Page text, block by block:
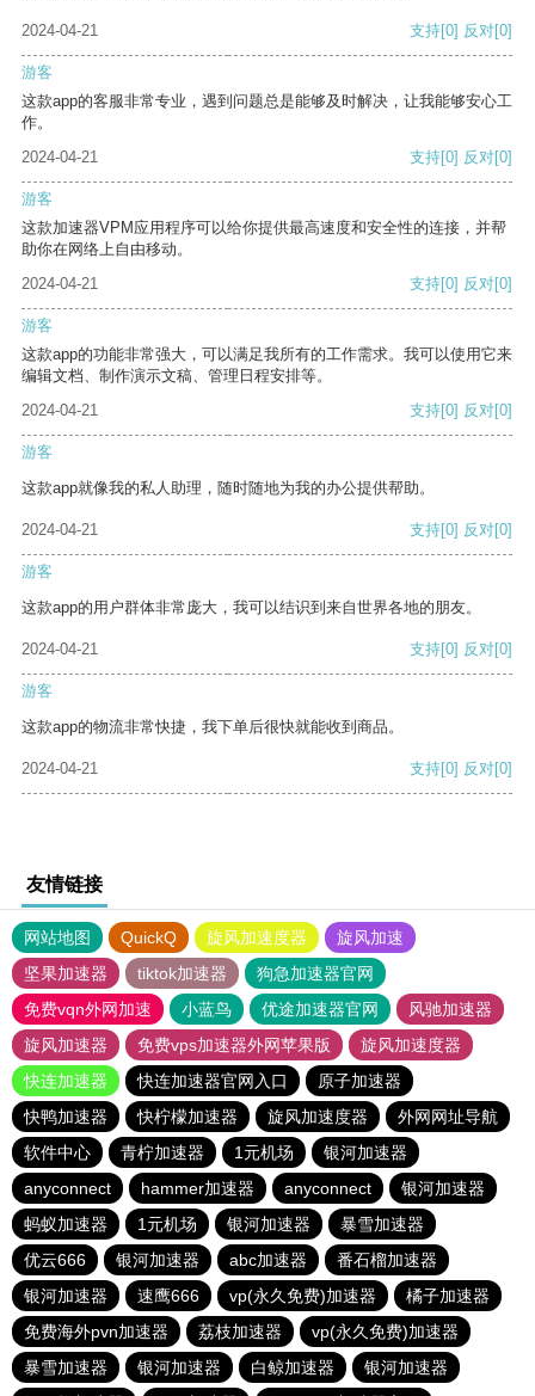
2024-04-21 支持[0] 反对[0]
游客
这款app的客服非常专业，遇到问题总是能够及时解决，让我能够安心工
作。
2024-04-21
支持[0] 反对[0]
游客
这款加速器VPM应用程序可以给你提供最高速度和安全性的连接，并帮
助你在网络上自由移动。
2024-04-21
支持[0] 反对[0]
游客
这款app的功能非常强大，可以满足我所有的工作需求。我可以使用它来
编辑文档、制作演示文稿、管理日程安排等。
2024-04-21
支持[0] 反对[0]
游客
这款app就像我的私人助理，随时随地为我的办公提供帮助。
2024-04-21 支持[0] 反对[0]
游客
这款app的用户群体非常庞大，我可以结识到来自世界各地的朋友。
2024-04-21 支持[0] 反对[0]
游客
这款app的物流非常快捷，我下单后很快就能收到商品。
2024-04-21 支持[0] 反对[0]
友情链接
网站地图 QuickQ 旋风加速度器
旋风加速
坚果加速器
tiktok加速器
狗急加速器官网
免费vqn外网加速
小蓝鸟 优途加速器官网
风驰加速器
旋风加速器
免费vps加速器外网苹果版
旋风加速度器
快连加速器
快连加速器官网入口
原子加速器
快鸭加速器
快柠檬加速器 旋风加速度器
外网网址导航
软件中心
青柠加速器 1元机场
银河加速器
anyconnect
hammer加速器 anyconnect
银河加速器
蚂蚁加速器
1元机场 银河加速器
暴雪加速器
优云666
银河加速器 abc加速器
番石榴加速器
银河加速器
速鹰666 vp(永久免费)加速器
橘子加速器
免费海外pvn加速器
荔枝加速器
vp(永久免费)加速器
暴雪加速器
银河加速器 白鲸加速器
银河加速器